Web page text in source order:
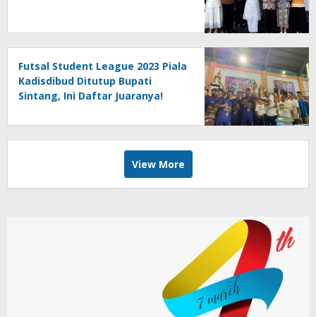
Futsal Student League 2023 Piala
Kadisdibud Ditutup Bupati
Sintang, Ini Daftar Juaranya!
View More